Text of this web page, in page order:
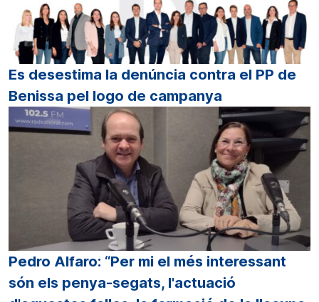
Es desestima la denúncia contra el PP de
Benissa pel logo de campanya
Pedro Alfaro: “Per mi el més interessant
són els penya-segats, l'actuació